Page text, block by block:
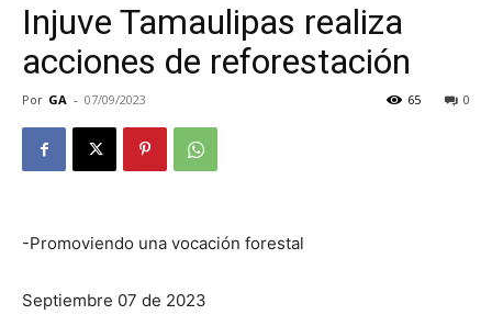
Injuve Tamaulipas realiza
acciones de reforestación
Por GA - 07/09/2023 0
65
-Promoviendo una vocación forestal
Septiembre 07 de 2023